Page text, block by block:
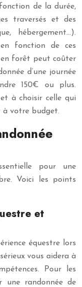
de la durée,
traversés et des
hébergement…).
fonction de ces
en forêt peut coûter
d’une journée
150€ ou plus.
à choisir celle qui
à votre budget.
pour une
Voici les points
et
équestre lors
vous aidera à
Pour les
une randonnée de